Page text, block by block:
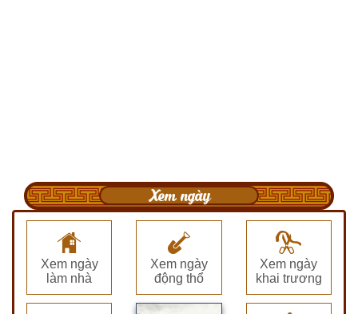
Xem ngày
Xem ngày
làm nhà
Xem ngày
động thổ
Xem ngày
khai trương